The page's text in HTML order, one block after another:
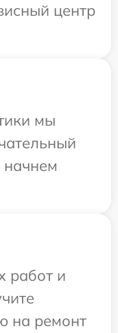
центр
мы
начнем
работ и
на ремонт